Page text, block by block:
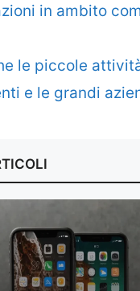
in ambito
le piccole
e le grandi